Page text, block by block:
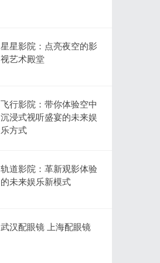
星星影院：点亮夜空的影
视艺术殿堂
飞行影院：带你体验空中
沉浸式视听盛宴的未来娱
乐方式
轨道影院：革新观影体验
的未来娱乐新模式
武汉配眼镜 上海配眼镜